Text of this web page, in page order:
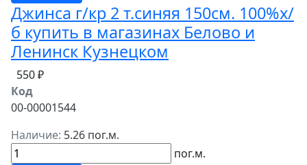
Джинса г/кр 2 т.синяя 150см. 100%х/
б купить в магазинах Белово и
Ленинск Кузнецком
550 ₽
Код
00-00001544
Наличие: 5.26 пог.м.
пог.м.